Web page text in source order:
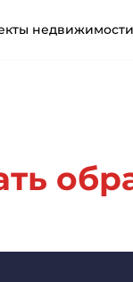
недвижимости